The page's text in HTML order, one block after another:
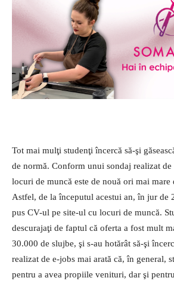
Tot mai mulţi studenţi încercă să-şi
de normă. Conform unui sondaj realizat de
locuri de muncă este de nouă ori mai mare
Astfel, de la începutul acestui an, în jur de
pus CV-ul pe site-ul cu locuri de muncă.
descurajaţi de faptul că oferta a fost mult
30.000 de slujbe, şi s-au hotărât să-şi
realizat de e-jobs mai arată că, în general,
pentru a avea propiile venituri, dar şi